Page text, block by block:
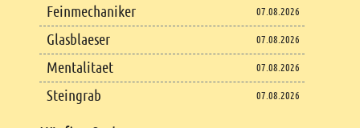
Feinmechaniker 07.08.2026
Glasblaeser 07.08.2026
Mentalitaet 07.08.2026
Steingrab 07.08.2026